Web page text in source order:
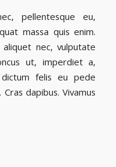
pellentesque eu,
massa quis enim.
nec, vulputate
ut, imperdiet a,
felis eu pede
dapibus. Vivamus